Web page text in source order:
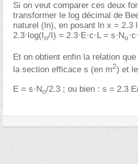
Si on veut comparer ces deux
transformer le log décimal de
naturel (ln), en posant ln x = 2.3
2.3·log(I o/I) = 2.3·E·c·L = s·No
Et on obtient enfin la relation
la section efficace s (en m2) et
E = s·No/2.3 ; ou bien : s = 2.3